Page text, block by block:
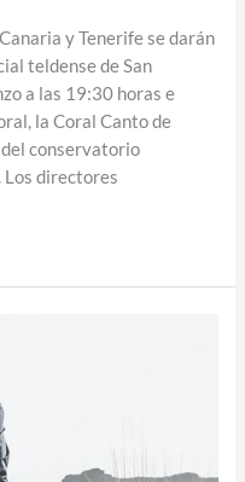
y Tenerife se darán
teldense de San
a las 19:30 horas e
la Coral Canto de
del conservatorio
Los directores